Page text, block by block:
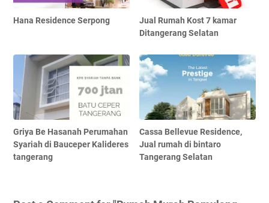
Hana Residence Serpong
Jual Rumah Kost 7 kamar
Ditangerang Selatan
Griya Be Hasanah Perumahan
Syariah di Bauceper Kalideres
tangerang
Cassa Bellevue Residence,
Jual rumah di bintaro
Tangerang Selatan